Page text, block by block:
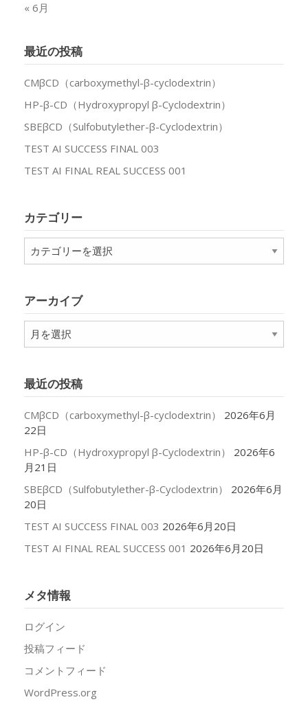
« 6月
最近の投稿
CMβCD（carboxymethyl-β-cyclodextrin）
HP-β-CD（Hydroxypropyl β-Cyclodextrin）
SBEβCD（Sulfobutylether-β-Cyclodextrin）
TEST AI SUCCESS FINAL 003
TEST AI FINAL REAL SUCCESS 001
カテゴリー
テ
ー
アーカイブ
ア
ー
ブ
最近の投稿
CMβCD（carboxymethyl-β-cyclodextrin）
2026年6月
22日
HP-β-CD（Hydroxypropyl β-Cyclodextrin）
2026年6
月21日
SBEβCD（Sulfobutylether-β-Cyclodextrin）
2026年6月
20日
TEST AI SUCCESS FINAL 003 2026年6月20日
TEST AI FINAL REAL SUCCESS 001 2026年6月20日
メタ情報
ログイン
投稿フィード
コメントフィード
WordPress.org